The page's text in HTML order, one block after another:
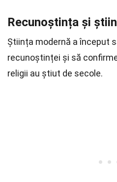
Recunoștința și
Știința modernă a început
recunoștinței și să
religii au știut de secole.